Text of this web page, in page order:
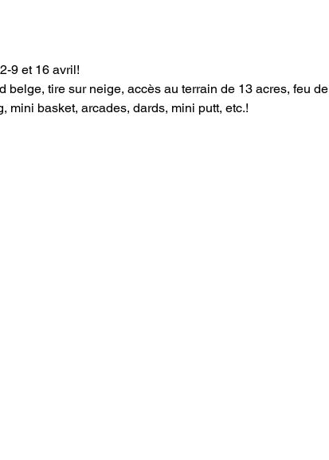
9 et 16 avril!
tire sur neige, accès au terrain de 13 acres, feu de
mini basket, arcades, dards, mini putt, etc.!